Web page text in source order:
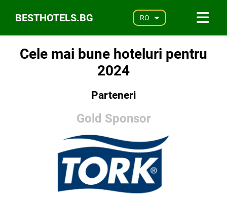
BESTHOTELS.BG RO
Cele mai bune hoteluri pentru
2024
Parteneri
Gold Sponsor